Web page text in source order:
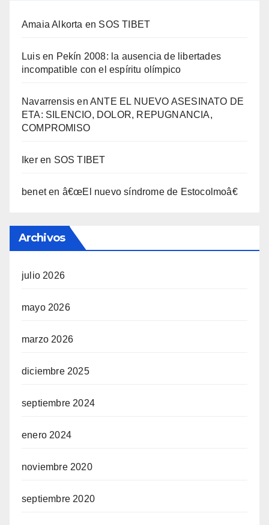
Amaia Alkorta en SOS TIBET
Luisen Pekí­n 2008: la ausencia de libertades
incompatible con el espí­ritu olí­mpico
Navarrensis enANTE EL NUEVO ASESINATO DE
ETA: SILENCIO, DOLOR, REPUGNANCIA,
COMPROMISO
Ikeren SOS TIBET
beneten â€œEl nuevo sí­ndrome de Estocolmoâ€
Archivos
julio 2026
mayo 2026
marzo 2026
diciembre 2025
septiembre 2024
enero 2024
noviembre 2020
septiembre 2020